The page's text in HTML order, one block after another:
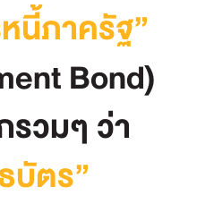
นี้ภาครัฐ”
Bond)
รวมๆ ว่า
บัตร”